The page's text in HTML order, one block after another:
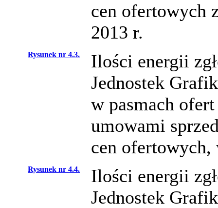
cen ofertowych
2013 r.
Rysunek nr 4.3.
Ilości energii
Jednostek
w pasmach
umowami
cen ofertowych,
Rysunek nr 4.4.
Ilości energii
Jednostek